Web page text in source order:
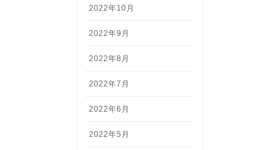
2022年10月
2022年9月
2022年8月
2022年7月
2022年6月
2022年5月